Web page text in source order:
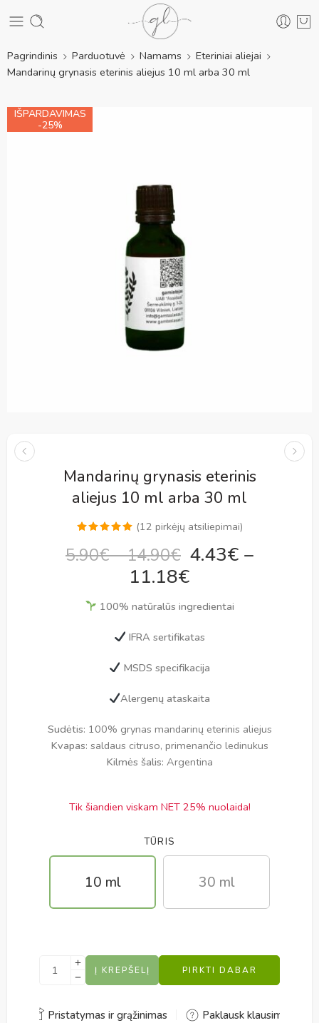
Pagrindinis Parduotuvė Namams
Eteriniai aliejai
Mandarinų grynasis eterinis aliejus 10 ml arba 30 ml
IŠPARDAVIMAS
-25%
Mandarinų grynasis eterinis
aliejus 10 ml arba 30 ml
5.00iš 5
(12 pirkėjų atsiliepimai)
5.90€–14.90€ 4.43€ –
11.18€
100% natūralūs ingredientai
IFRA sertifikatas
MSDS specifikacija
Alergenų ataskaita
Sudėtis: 100% grynas mandarinų eterinis aliejus
Kvapas: saldaus citruso, primenančio ledinukus
Kilmės šalis: Argentina
Tik šiandien viskam NET 25% nuolaida!
TŪRIS
10 ml 30 ml
Į KREPŠELĮ PIRKTI DABAR
Pristatymas ir grąžinimas
Paklausk klausimo